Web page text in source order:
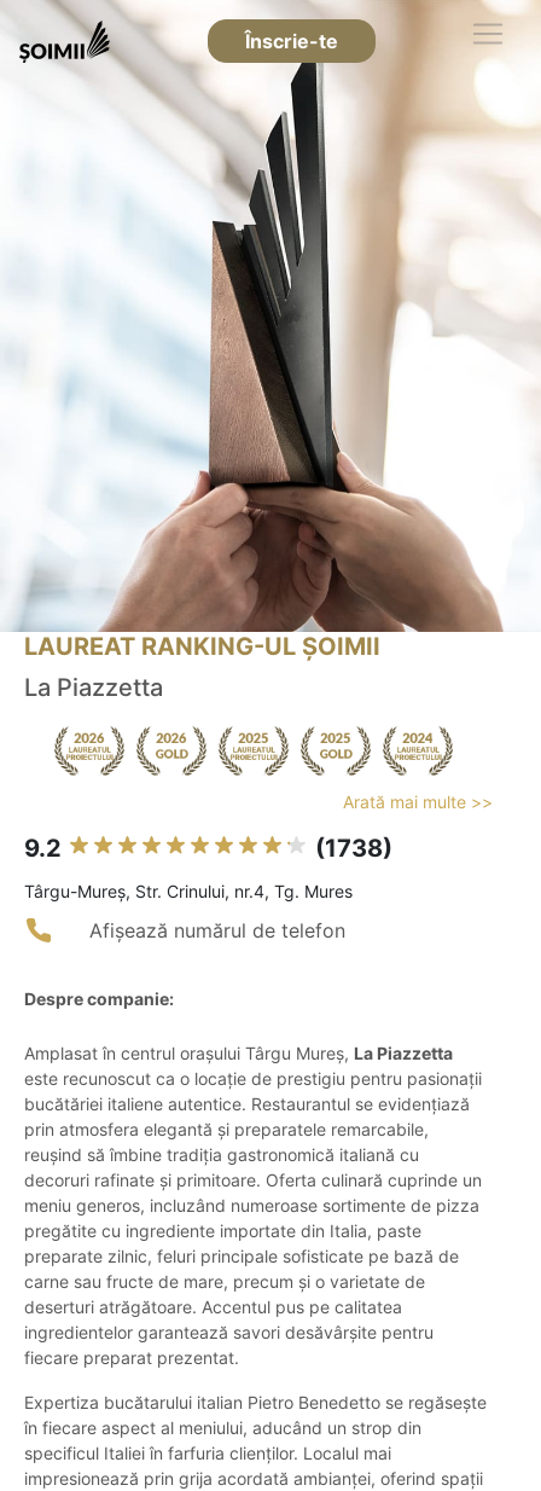
Înscrie-te
LAUREAT RANKING-UL ȘOIMII
La Piazzetta
Arată mai multe >>
9.2 (1738)
Târgu-Mureş, Str. Crinului, nr.4, Tg. Mures
Afișează numărul de telefon
Despre companie:
Amplasat în centrul orașului Târgu Mureș, La Piazzetta
este recunoscut ca o locație de prestigiu pentru pasionații
bucătăriei italiene autentice. Restaurantul se evidențiază
prin atmosfera elegantă și preparatele remarcabile,
reușind să îmbine tradiția gastronomică italiană cu
decoruri rafinate și primitoare. Oferta culinară cuprinde un
meniu generos, incluzând numeroase sortimente de pizza
pregătite cu ingrediente importate din Italia, paste
preparate zilnic, feluri principale sofisticate pe bază de
carne sau fructe de mare, precum și o varietate de
deserturi atrăgătoare. Accentul pus pe calitatea
ingredientelor garantează savori desăvârșite pentru
fiecare preparat prezentat.
Expertiza bucătarului italian Pietro Benedetto se regăsește
în fiecare aspect al meniului, aducând un strop din
specificul Italiei în farfuria clienților. Localul mai
impresionează prin grija acordată ambianței, oferind spații